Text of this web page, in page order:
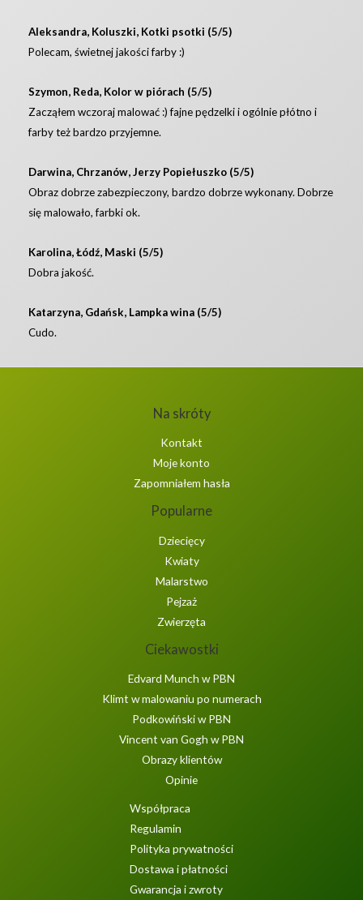
Aleksandra, Koluszki, Kotki psotki (5/5)
Polecam, świetnej jakości farby :)
Szymon, Reda, Kolor w piórach (5/5)
Zacząłem wczoraj malować :) fajne pędzelki i ogólnie płótno i
farby też bardzo przyjemne.
Darwina, Chrzanów, Jerzy Popiełuszko (5/5)
Obraz dobrze zabezpieczony, bardzo dobrze wykonany. Dobrze
się malowało, farbki ok.
Karolina, Łódź, Maski (5/5)
Dobra jakość.
Katarzyna, Gdańsk, Lampka wina (5/5)
Cudo.
Na skróty
Kontakt
Moje konto
Zapomniałem hasła
Popularne
Dziecięcy
Kwiaty
Malarstwo
Pejzaż
Zwierzęta
Ciekawostki
Edvard Munch w PBN
Klimt w malowaniu po numerach
Podkowiński w PBN
Vincent van Gogh w PBN
Obrazy klientów
Opinie
Współpraca
Regulamin
Polityka prywatności
Dostawa i płatności
Gwarancja i zwroty